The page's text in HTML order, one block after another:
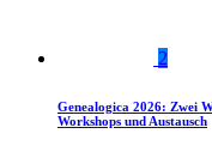
2
Genealogica 2026: Zwei
Workshops und Austausch